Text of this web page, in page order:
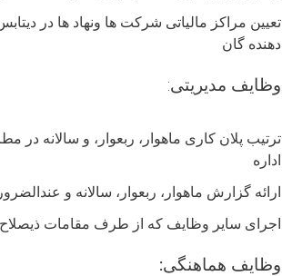
تعیین مراکز مالیاتی شرکت ها ونهاد ها در
دهنده گان
:وظایف مدیریتی
ترتیب پلان کاری ماهوار، ربعوار، و سالانه
اداره
ارائه گزارش ماهوار، ربعوار، سالانه و
اجرای سایر وظایف که از طرف مقامات
:وظایف هماهنگی